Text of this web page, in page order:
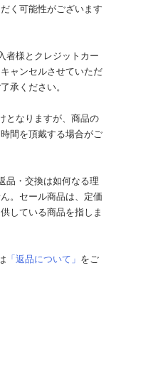
く可能性がございます
者様とクレジットカー
ャンセルさせていただ
承ください。
となりますが、商品の
間を頂戴する場合がご
品・交換は如何なる理
。セール商品は、定価
している商品を指しま
「返品について」 をご